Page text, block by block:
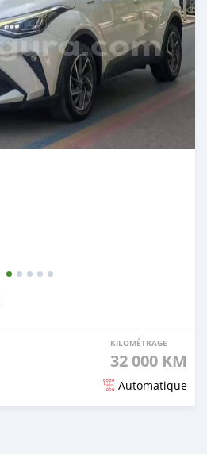
KILOMÉTRAGE
32 000 KM
Automatique